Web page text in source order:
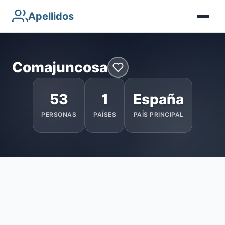
Apellidos
Comajuncosa
53
PERSONAS
1
PAÍSES
España
PAÍS PRINCIPAL